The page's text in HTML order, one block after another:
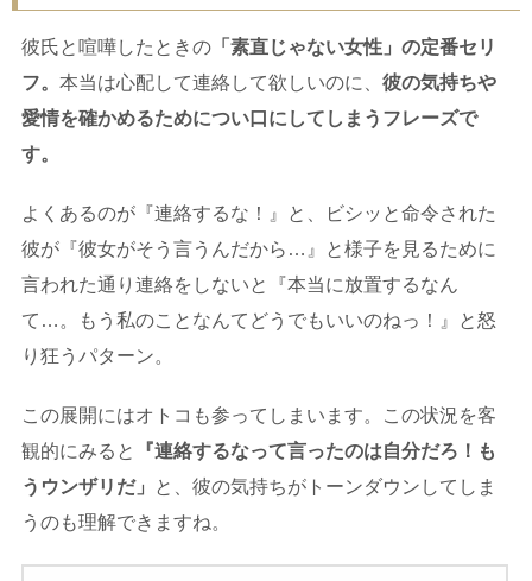
彼氏と喧嘩したときの 「素直じゃない女性」の定番セリ
フ。 本当は心配して連絡して欲しいのに、 彼の気持ちや
愛情を確かめるためについ口にしてしまうフレーズで
す。
よくあるのが『連絡するな！』と、ビシッと命令された
彼が『彼女がそう言うんだから…』と様子を見るために
言われた通り連絡をしないと『本当に放置するなん
て…。もう私のことなんてどうでもいいのねっ！』と怒
り狂うパターン。
この展開にはオトコも参ってしまいます。この状況を客
観的にみると
『連絡するなって言ったのは自分だろ！も
うウンザリだ」
と、彼の気持ちがトーンダウンしてしま
うのも理解できますね。